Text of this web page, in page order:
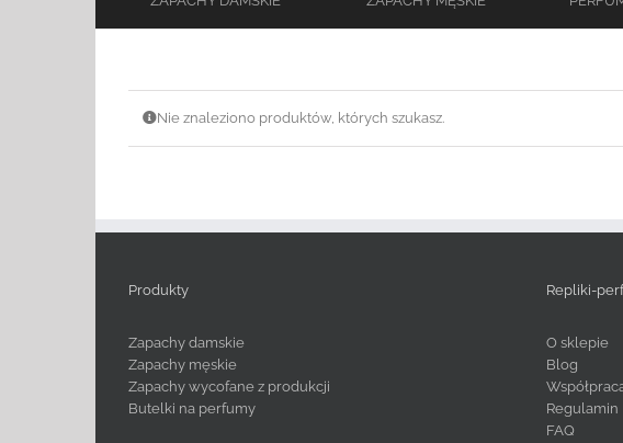
Nie znaleziono produktów, których szukasz.
Produkty
Zapachy damskie
Zapachy męskie
Zapachy wycofane z produkcji
Butelki na perfumy
Repliki-
O sklepie
Blog
Regulamin
FAQ